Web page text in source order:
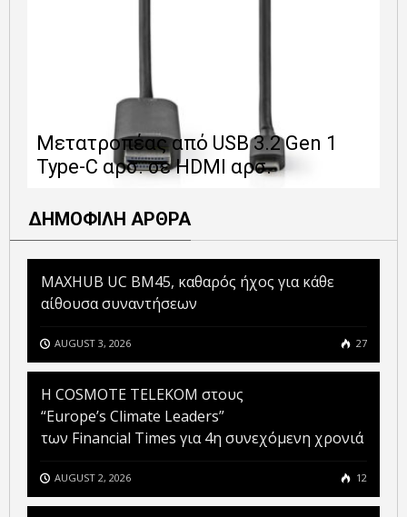
Μετατροπέας από USB 3.2 Gen 1
Type-C αρσ. σε HDMI αρσ.
ΔΗΜΟΦΙΛΗ ΑΡΘΡΑ
MAXHUB UC BM45, καθαρός ήχος για κάθε
αίθουσα συναντήσεων
AUGUST 3, 2026 27
Η COSMOTE TELEKOM στους
“Europe’s Climate Leaders”
των Financial Times για 4η συνεχόμενη χρονιά
AUGUST 2, 2026 12